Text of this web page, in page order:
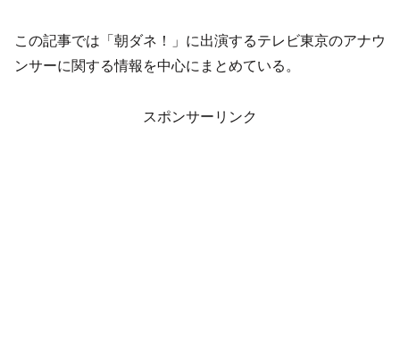
この記事では「朝ダネ！」に出演するテレビ東京のアナウ
ンサーに関する情報を中心にまとめている。
スポンサーリンク